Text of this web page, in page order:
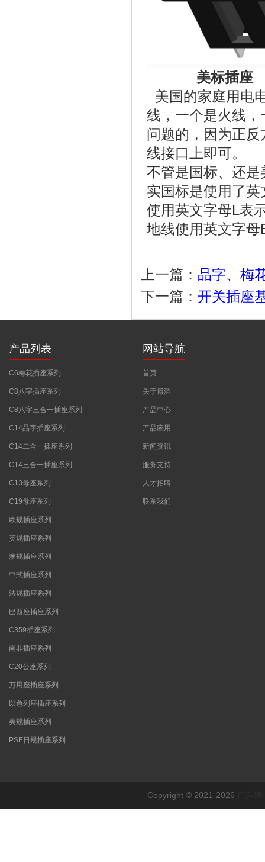
美标插座
美国的家庭用电
线，一个是火线
问题的，因为正
线接口上即可。
不管是国标、还
实国标是使用了
使用英文字母L表
地线使用英文字
上一篇： 品字、梅
下一篇： 开关插座
产品列表
C6梅花插座系列
C8八字插座系列
C8八字三合一插座系列
C14品字插座系列
C14二合一插座系列
C14三合一插座系列
C13母座系列
C19母座系列
欧规插座系列
英规插座系列
澳规插座系列
中式插座系列
法规插座系列
巴西座插座系列
C359插座系列
南非插座系列
C20公座系列
万用座插座系列
以色列座插座系列
美规插座系列
PSE日规插座系列
网站导航
首页
关于博滔
产品中心
产品应用
新闻资讯
服务支持
人才招聘
联系我们
Copyright © 2021-2026